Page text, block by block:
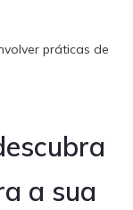
práticas de
a sua